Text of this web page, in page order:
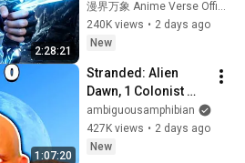
2:28:21
踢出队伍，没人料到
射手拥有九百万高额
防御。闯荡冠军秘
录强势打脸！
漫界万象 Anime Verse Official
240K views • 2 days ago
New
1:07:20
Stranded: Alien
Dawn, 1 Colonist
Start...
ambiguousamphibian
427K views • 2 days ago
New